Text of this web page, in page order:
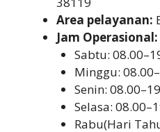
Area pelayanan:
Jam Operasional:
Sabtu:
Minggu:
Senin:
Selasa:
Rabu(Hari